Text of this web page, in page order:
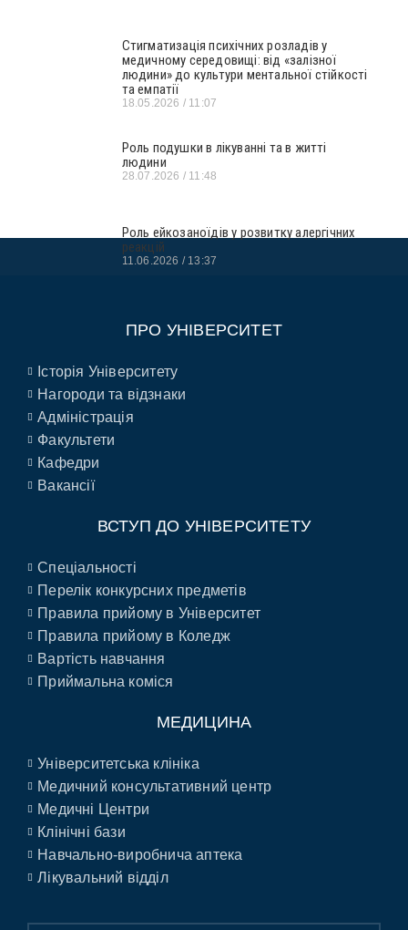
Стигматизація психічних розладів у
медичному середовищі: від «залізної
людини» до культури ментальної стійкості
та емпатії
18.05.2026 11:07
Роль подушки в лікуванні та в житті
людини
28.07.2026 11:48
Роль ейкозаноїдів у розвитку алергічних
реакцій
11.06.2026 13:37
ПРО УНІВЕРСИТЕТ
Історія Університету
Нагороди та відзнаки
Адміністрація
Факультети
Кафедри
Вакансії
ВСТУП ДО УНІВЕРСИТЕТУ
Спеціальності
Перелік конкурсних предметів
Правила прийому в Університет
Правила прийому в Коледж
Вартість навчання
Приймальна коміся
МЕДИЦИНА
Університетська клініка
Медичний консультативний центр
Медичні Центри
Клінічні бази
Навчально-виробнича аптека
Лікувальний відділ